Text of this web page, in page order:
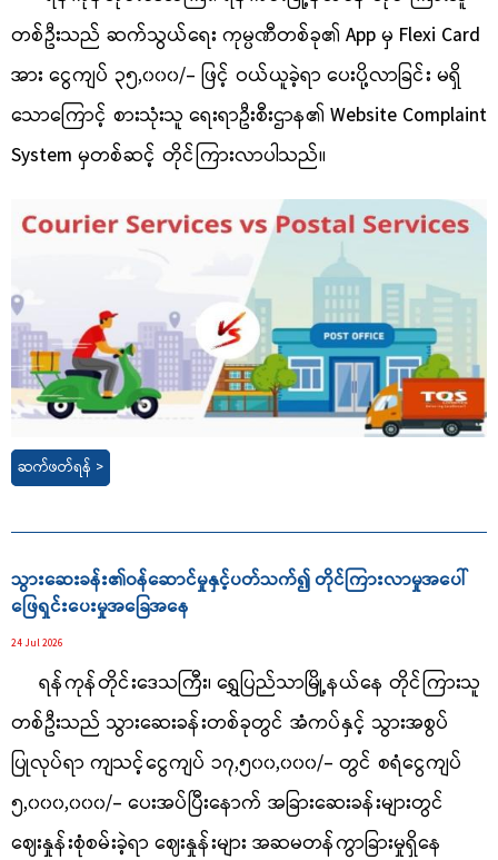
တစ်ဦးသည် ဆက်သွယ်ရေး ကုမ္ပဏီတစ်ခု၏ App မှ Flexi Card
အား ငွေကျပ် ၃၅,၀၀၀/- ဖြင့် ဝယ်ယူခဲ့ရာ ပေးပို့လာခြင်း မရှိ
သောကြောင့် စားသုံးသူ ရေးရာဦးစီးဌာန၏ Website Complaint
System မှတစ်ဆင့် တိုင်ကြားလာပါသည်။
ဆက်ဖတ်ရန် >
သွားဆေးခန်း၏ဝန်ဆောင်မှုနှင့်ပတ်သက်၍ တိုင်ကြားလာမှုအပေါ်
ဖြေရှင်းပေးမှုအခြေအနေ
24 Jul 2026
ရန်ကုန်တိုင်းဒေသကြီး၊ ရွှေပြည်သာမြို့နယ်နေ တိုင်ကြားသူ
တစ်ဦးသည် သွားဆေးခန်းတစ်ခုတွင် အံကပ်နှင့် သွားအစွပ်
ပြုလုပ်ရာ ကျသင့်ငွေကျပ် ၁၇,၅၀၀,၀၀၀/- တွင် စရံငွေကျပ်
၅,၀၀၀,၀၀၀/- ပေးအပ်ပြီးနောက် အခြားဆေးခန်းများတွင်
ဈေးနှုန်းစုံစမ်းခဲ့ရာ ဈေးနှုန်းများ အဆမတန်ကွာခြားမှုရှိနေ